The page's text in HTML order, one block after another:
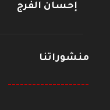
إحسان الفرج
منشوراتنا
--------------------